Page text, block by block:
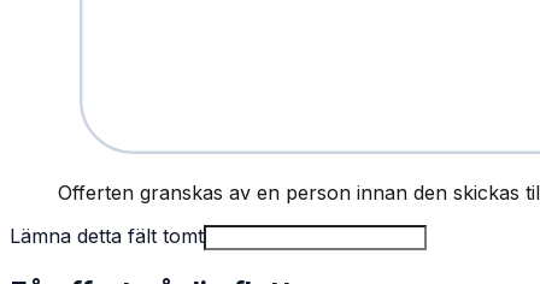
Offerten granskas av en person innan den skickas
Lämna detta fält tomt